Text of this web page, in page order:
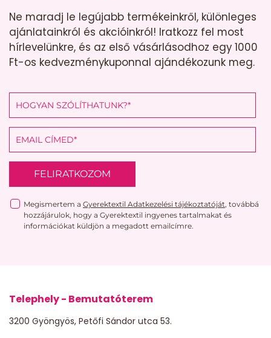
Ne maradj le legújabb termékeinkről, különleges
ajánlatainkról és akcióinkról! Iratkozz fel most
hírlevelünkre, és az első vásárlásodhoz egy 1000
Ft-os kedvezménykuponnal ajándékozunk meg.
FELIRATKOZOM
Megismertem a Gyerektextil Adatkezelési tájékoztatóját, továbbá
hozzájárulok, hogy a Gyerektextil ingyenes tartalmakat és
információkat küldjön a megadott emailcímre.
Telephely - Bemutatóterem
3200 Gyöngyös, Petőfi Sándor utca 53.